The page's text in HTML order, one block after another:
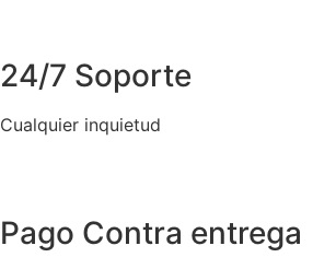
24/7 Soporte
Cualquier inquietud
Pago Contra entrega